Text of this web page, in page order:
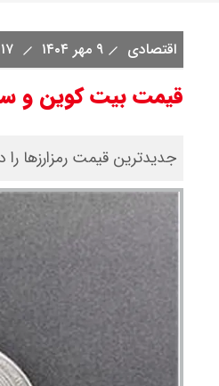
اقتصادی ۹ مهر ۱۴۰۴
قیمت بیت کوین و سایر
جدیدترین قیمت رمزارزها را